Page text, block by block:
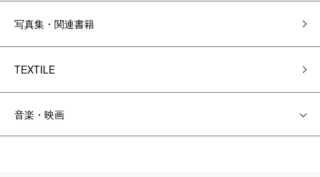
写真集・関連書籍
TEXTILE
音楽・映画